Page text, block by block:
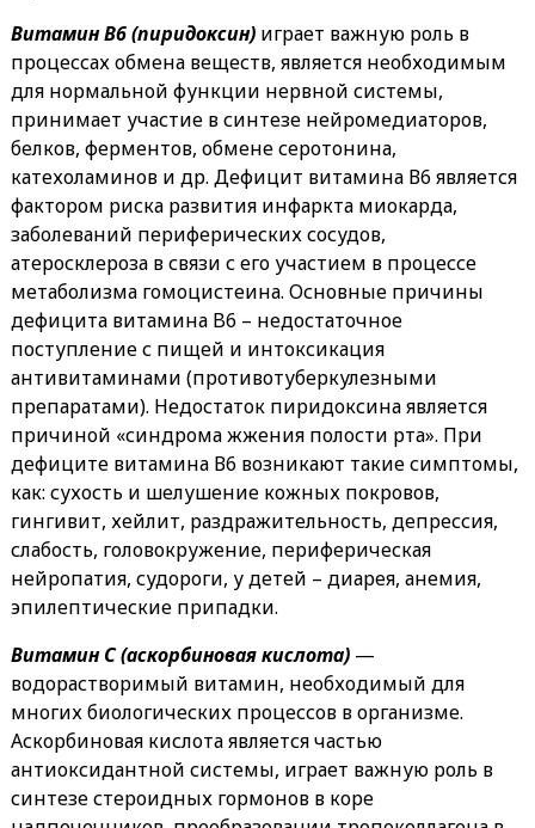
Витамин В6 (пиридоксин)играет важную роль в
процессах обмена веществ, является необходимым
для нормальной функции нервной системы,
принимает участие в синтезе нейромедиаторов,
белков, ферментов, обмене серотонина,
катехоламинов и др. Дефицит витамина В6 является
фактором риска развития инфаркта миокарда,
заболеваний периферических сосудов,
атеросклероза в связи с его участием в процессе
метаболизма гомоцистеина. Основные причины
дефицита витамина B6 – недостаточное
поступление с пищей и интоксикация
антивитаминами (противотуберкулезными
препаратами). Недостаток пиридоксина является
причиной «синдрома жжения полости рта». При
дефиците витамина В6 возникают такие симптомы,
как: сухость и шелушение кожных покровов,
гингивит, хейлит, раздражительность, депрессия,
слабость, головокружение, периферическая
нейропатия, судороги, у детей – диарея, анемия,
эпилептические припадки.
Витамин C (аскорбиновая кислота)—
водорастворимый витамин, необходимый для
многих биологических процессов в организме.
Аскорбиновая кислота является частью
антиоксидантной системы, играет важную роль в
синтезе стероидных гормонов в коре